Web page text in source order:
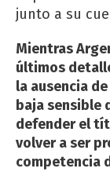
junto a su
Mientras
últimos
la ausencia
baja sensible
defender el
volver a ser
competencia